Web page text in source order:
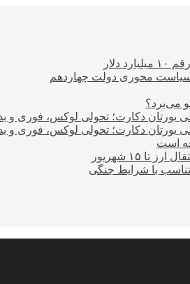
سیاست محوری دولت چهاردهم
می‌برد؟
یورتان دکارت؛ تحولی لوکس، فوری و
یورتان دکارت؛ تحولی لوکس، فوری و
۱۵ شهریور
با شرایط جنگی